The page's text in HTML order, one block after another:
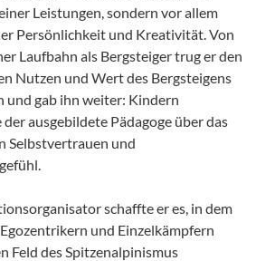
Leistungen, sondern vor allem
Persönlichkeit und Kreativität. Von
Laufbahn als Bergsteiger trug er den
Nutzen und Wert des Bergsteigens
und gab ihn weiter: Kindern
ausgebildete Pädagoge über das
Selbstvertrauen und
schaffte er es, in dem
und Einzelkämpfern
Feld des Spitzenalpinismus